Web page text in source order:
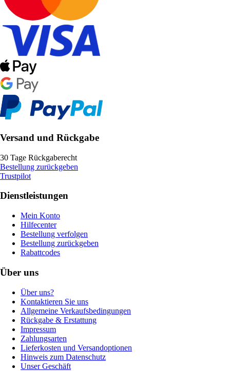
Versand und Rückgabe
30 Tage Rückgaberecht
Bestellung zurückgeben
Trustpilot
Dienstleistungen
Mein Konto
Hilfecenter
Bestellung verfolgen
Bestellung zurückgeben
Rabattcodes
Über uns
Über uns?
Kontaktieren Sie uns
Allgemeine Verkaufsbedingungen
Rückgabe & Erstattung
Impressum
Zahlungsarten
Lieferkosten und Versandoptionen
Hinweis zum Datenschutz
Unser Geschäft